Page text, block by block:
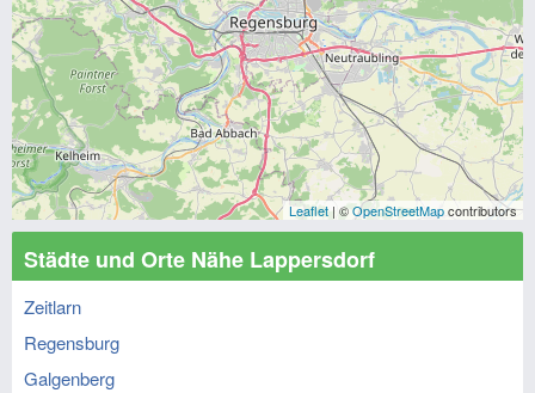
Leaflet | ©OpenStreetMapcontributors
Städte und Orte Nähe Lappersdorf
Zeitlarn
Regensburg
Galgenberg